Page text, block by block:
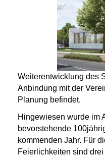
Weiterentwicklung des
Anbindung mit der
Planung befindet.
Hingewiesen wurde im
bevorstehende
kommenden Jahr. Für
Feierlichkeiten sind